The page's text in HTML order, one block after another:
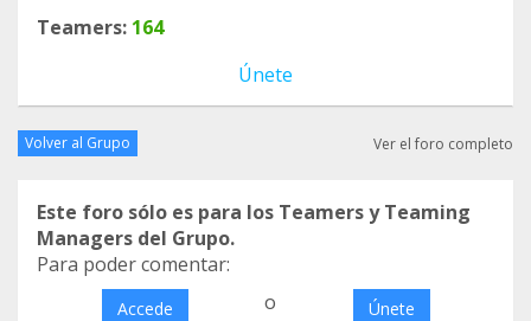
Teamers: 164
Únete
Volver al Grupo Ver el foro completo
Este foro sólo es para los Teamers y Teaming
Managers del Grupo.
Para poder comentar:
Accede o Únete